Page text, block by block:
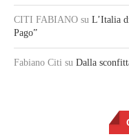
CITI FABIANO su L’Italia
Pago”
Fabiano Citi su Dalla